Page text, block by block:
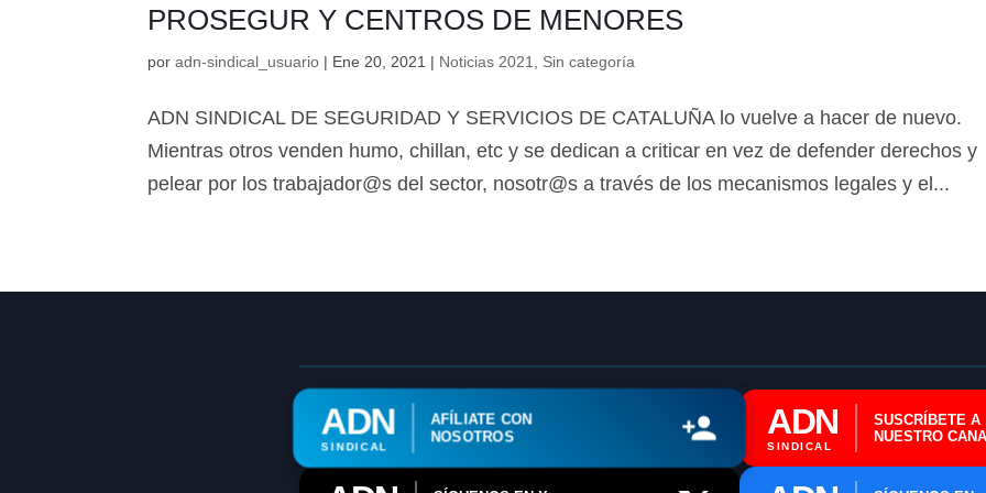
PROSEGUR Y CENTROS DE MENORES
poradn-sindical_usuario | Ene 20, 2021 | Noticias 2021 Sin categoría
ADN SINDICAL DE SEGURIDAD Y SERVICIOS DE CATALUÑA lo vuelve a hacer de nuevo.
Mientras otros venden humo, chillan, etc y se dedican a criticar en vez de defender derechos y
pelear por los trabajador@s del sector, nosotr@s a través de los mecanismos legales y el...
ADN
SINDICAL
AFÍLIATE CON
NOSOTROS
ADN
SINDICAL
SUSCRÍBETE A
NUESTRO